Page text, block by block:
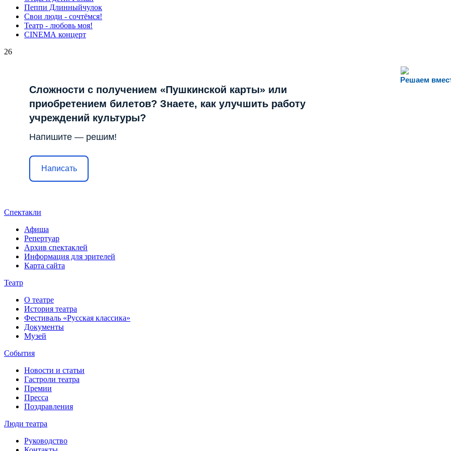
Пеппи Длинныйчулок
Свои люди - сочтёмся!
Театр - любовь моя!
СINЕМА концерт
26
Решаем
Сложности с получением «Пушкинской карты» или
приобретением билетов? Знаете, как улучшить работу
учреждений культуры?
Напишите — решим!
Написать
Спектакли
Афиша
Репертуар
Архив спектаклей
Информация для зрителей
Карта сайта
Театр
О театре
История театра
Фестиваль «Русская классика»
Документы
Музей
События
Новости и статьи
Гастроли театра
Премии
Пресса
Поздравления
Люди театра
Руководство